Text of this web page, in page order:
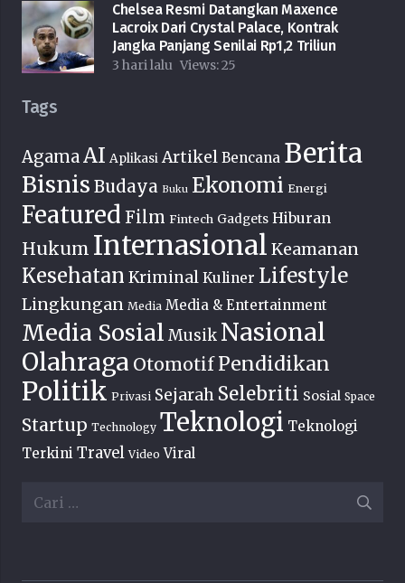
Chelsea Resmi Datangkan Maxence
Lacroix Dari Crystal Palace, Kontrak
Jangka Panjang Senilai Rp1,2 Triliun
3 hari lalu Views:25
Tags
AgamaAI Aplikasi Artikel Bencana Berita
Bisnis Budaya Buku Ekonomi Energi
Featured Film Fintech Gadgets Hiburan
Hukum Internasional Keamanan
Kesehatan Kriminal Kuliner Lifestyle
Lingkungan Media Media & Entertainment
Media Sosial Musik Nasional
Olahraga Otomotif Pendidikan
Politik Privasi Sejarah Selebriti Sosial Space
Startup Technology Teknologi Teknologi
Terkini Travel Video Viral
Cari